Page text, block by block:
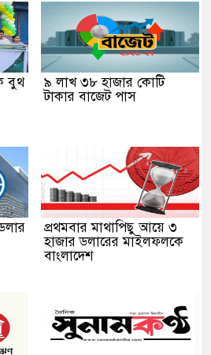
বুথ
৯ লাখ ৩৮ হাজার কোটি
টাকার বাজেট পাস
প্রথমবার মাথাপিছু আয়ে ৩
হাজার ডলারের মাইলফলকে
বাংলাদেশ